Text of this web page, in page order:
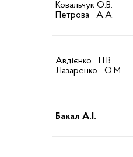
Ковальчук О.В.
Петрова А.А.
Авдієнко Н.В.
Лазаренко О.М.
Бакал А.І.